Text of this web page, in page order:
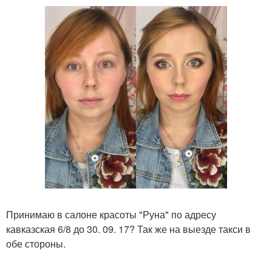
Принимаю в салоне красоты "Руна" по адресу
кавказская 6/8 до 30. 09. 17? Так же на выезде такси в
обе стороны.